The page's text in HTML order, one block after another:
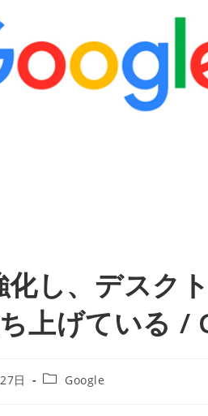
し、デスク
上げている /
日
投
Google